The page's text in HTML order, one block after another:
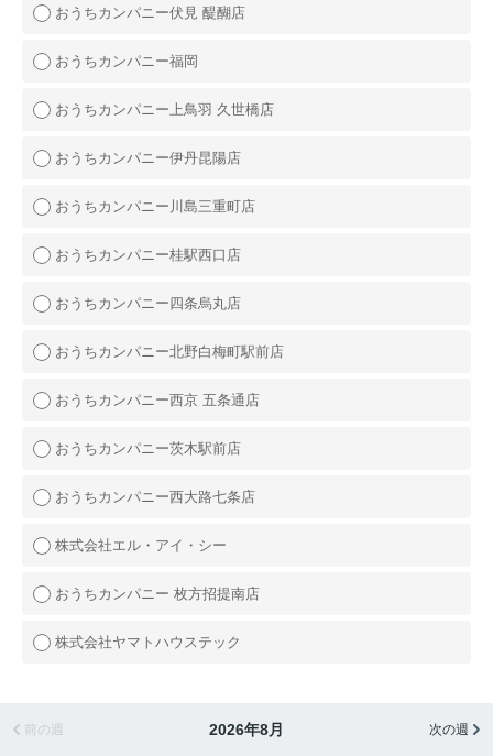
おうちカンパニー伏見 醍醐店
おうちカンパニー福岡
おうちカンパニー上鳥羽 久世橋店
おうちカンパニー伊丹昆陽店
おうちカンパニー川島三重町店
おうちカンパニー桂駅西口店
おうちカンパニー四条烏丸店
おうちカンパニー北野白梅町駅前店
おうちカンパニー西京 五条通店
おうちカンパニー茨木駅前店
おうちカンパニー西大路七条店
株式会社エル・アイ・シー
おうちカンパニー 枚方招提南店
株式会社ヤマトハウステック
前の週 2026年8月 次の週